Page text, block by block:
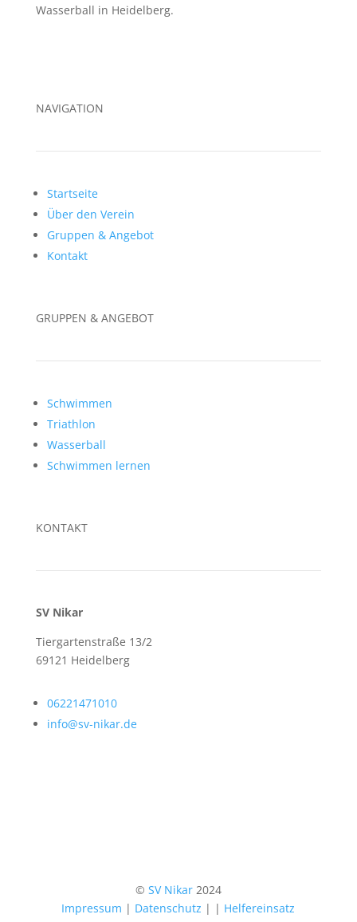
Wasserball in Heidelberg.
NAVIGATION
Startseite
Über den Verein
Gruppen & Angebot
Kontakt
GRUPPEN & ANGEBOT
Schwimmen
Triathlon
Wasserball
Schwimmen lernen
KONTAKT
SV Nikar
Tiergartenstraße 13/2
69121 Heidelberg
06221471010
info@sv-nikar.de
© SV Nikar2024
Impressum | Datenschutz | | Helfereinsatz